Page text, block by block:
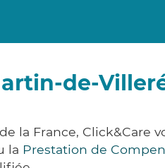
de-
la France, Click&Care
la Prestation de